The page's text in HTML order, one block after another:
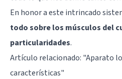
En honor a este intrincado
todo sobre los músculos del
particularidades.
Artículo relacionado: "Aparato
características"